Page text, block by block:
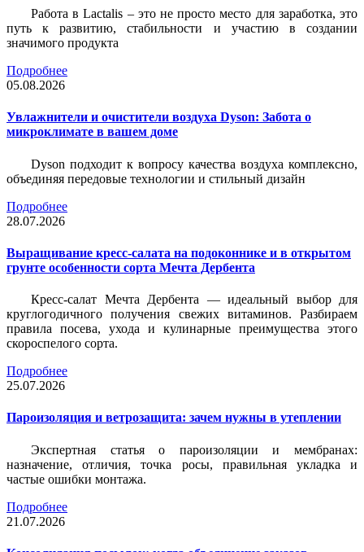
Работа в Lactalis – это не просто место для заработка, это
путь к развитию, стабильности и участию в создании
значимого продукта
Подробнее
05.08.2026
Увлажнители и очистители воздуха Dyson: Забота о
микроклимате в вашем доме
Dyson подходит к вопросу качества воздуха комплексно,
объединяя передовые технологии и стильный дизайн
Подробнее
28.07.2026
Выращивание кресс-салата на подоконнике и в открытом
грунте особенности сорта Мечта Дербента
Кресс-салат Мечта Дербента — идеальный выбор для
круглогодичного получения свежих витаминов. Разбираем
правила посева, ухода и кулинарные преимущества этого
скороспелого сорта.
Подробнее
25.07.2026
Пароизоляция и ветрозащита: зачем нужны в утеплении
Экспертная статья о пароизоляции и мембранах:
назначение, отличия, точка росы, правильная укладка и
частые ошибки монтажа.
Подробнее
21.07.2026